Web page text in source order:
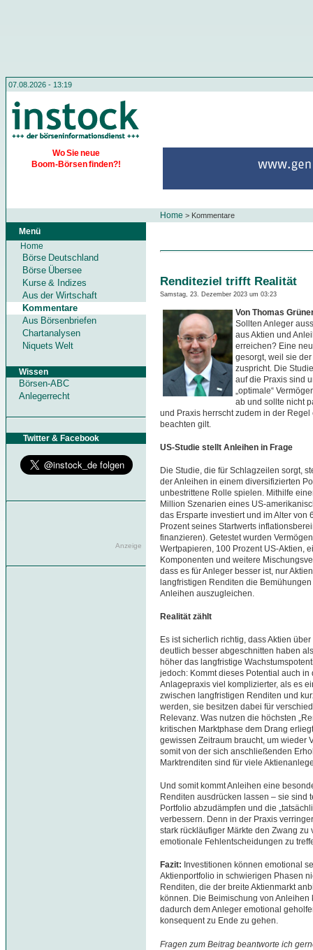
07.08.2026 - 13:19
Wo Sie neue
Boom-Börsen finden?!
Home > Kommentare
Menü
Home
Börse Deutschland
Börse Übersee
Kurse & Indizes
Aus der Wirtschaft
Kommentare
Aus Börsenbriefen
Chartanalysen
Niquets Welt
Wissen
Börsen-ABC
Anlegerrecht
Twitter & Facebook
Anzeige
Renditeziel trifft Realität
Samstag, 23. Dezember 2023 um 03:23
Von Thomas
Sollten Anleger
aus Aktien und
erreichen? Eine
gesorgt, weil sie
zuspricht. Die
auf die Praxis sind
„optimale“
ab und sollte nicht
und Praxis herrscht zudem in der
beachten gilt.
US-Studie stellt Anleihen in Frage
Die Studie, die für Schlagzeilen sorgt,
der Anleihen in einem diversifizierten
unbestrittene Rolle spielen. Mithilfe
Million Szenarien eines US-
das Ersparte investiert und im Alter
Prozent seines Startwerts
finanzieren). Getestet wurden
Wertpapieren, 100 Prozent US-Aktien,
Komponenten und weitere
dass es für Anleger besser ist, nur
langfristigen Renditen die
Anleihen auszugleichen.
Realität zählt
Es ist sicherlich richtig, dass Aktien
deutlich besser abgeschnitten haben
höher das langfristige
jedoch: Kommt dieses Potential auch
Anlagepraxis viel komplizierter, als es
zwischen langfristigen Renditen und
werden, sie besitzen dabei für
Relevanz. Was nutzen die höchsten
kritischen Marktphase dem Drang
gewissen Zeitraum braucht, um wieder
somit von der sich anschließenden
Marktrenditen sind für viele
Und somit kommt Anleihen eine
Renditen ausdrücken lassen – sie
Portfolio abzudämpfen und die
verbessern. Denn in der Praxis
stark rückläufiger Märkte den Zwang
emotionale Fehlentscheidungen zu
Fazit: Investitionen können emotional
Aktienportfolio in schwierigen Phasen
Renditen, die der breite Aktienmarkt
können. Die Beimischung von
dadurch dem Anleger emotional
konsequent zu Ende zu gehen.
Fragen zum Beitrag beantworte ich